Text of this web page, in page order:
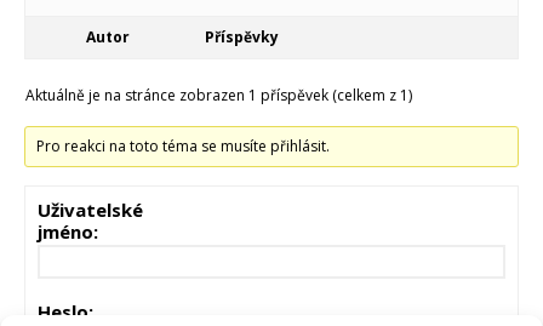
Autor Příspěvky
Aktuálně je na stránce zobrazen 1 příspěvek (celkem z 1)
Pro reakci na toto téma se musíte přihlásit.
Uživatelské
jméno:
Heslo: